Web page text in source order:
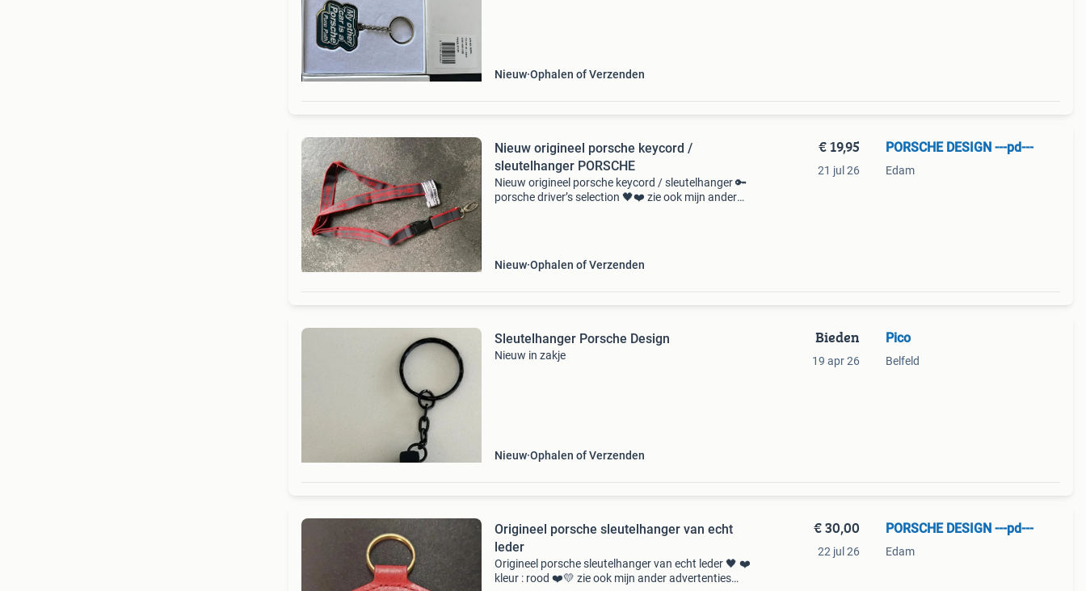
Nieuw Ophalen of Verzenden
Nieuw origineel porsche keycord /
sleutelhanger PORSCHE
Nieuw origineel porsche keycord / sleutelhanger 🔑
porsche driver’s selection 🖤❤️ zie ook mijn ander
Nieuw Ophalen of Verzenden
€ 19,95
21 jul 26
PORSCHE DESIGN ---pd---
Edam
Sleutelhanger Porsche Design
Nieuw in zakje
Nieuw Ophalen of Verzenden
Bieden
19 apr 26
Pico
Belfeld
Origineel porsche sleutelhanger van echt
Origineel porsche sleutelhanger van echt leder 🖤 ❤️
kleur : rood ❤️💛 zie ook mijn ander advertenties
€ 30,00
22 jul 26
PORSCHE DESIGN ---pd---
Edam